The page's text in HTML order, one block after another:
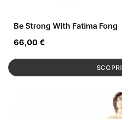
Be Strong With Fatima Fong
66,00 €
SCOPRI